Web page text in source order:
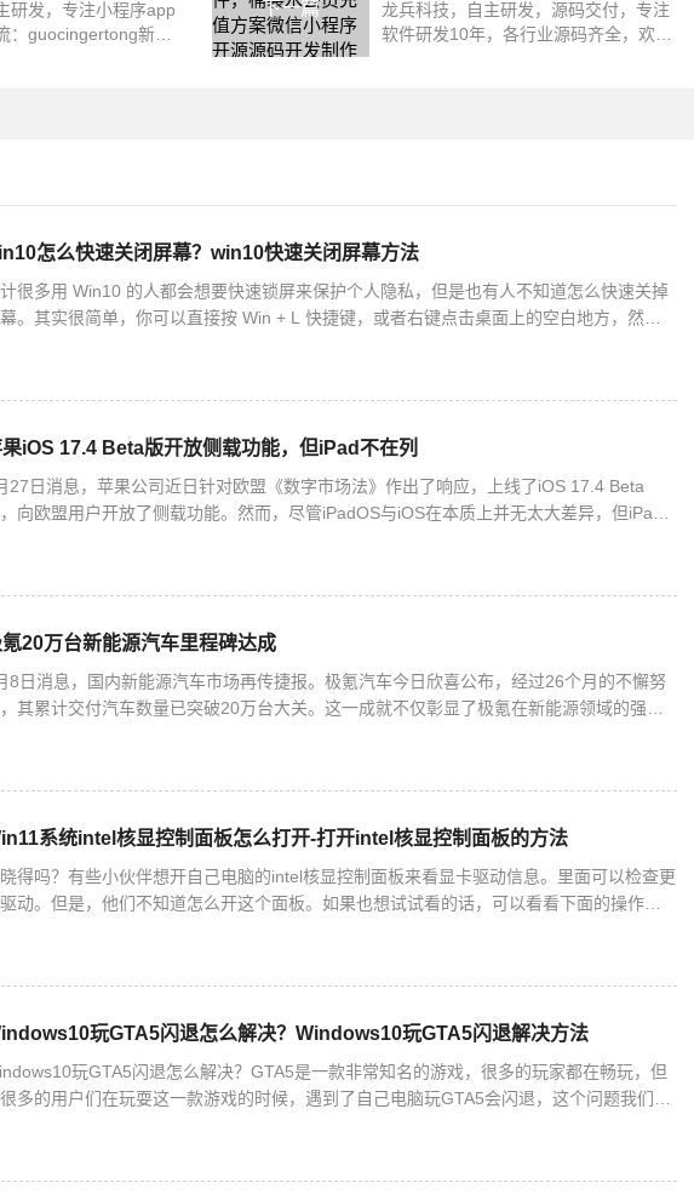
研发，专注小程序app
：guocingertong新车
下一篇
龙兵科技，自主研发，源码交付，专注
软件研发10年，各行业源码齐全，欢迎
怎么快速关闭屏幕？win10快速关闭屏幕方法
很多用 Win10 的人都会想要快速锁屏来保护个人隐私，但是也有人不知道怎么快速关掉
。其实很简单，你可以直接按 Win + L 快捷键，或者右键点击桌面上的空白地方，然后
iOS 17.4 Beta版开放侧载功能，但iPad不在列
27日消息，苹果公司近日针对欧盟《数字市场法》作出了响应，上线了iOS 17.4 Beta
向欧盟用户开放了侧载功能。然而，尽管iPadOS与iOS在本质上并无太大差异，但iPad
20万台新能源汽车里程碑达成
8日消息，国内新能源汽车市场再传捷报。极氪汽车今日欣喜公布，经过26个月的不懈努
其累计交付汽车数量已突破20万台大关。这一成就不仅彰显了极氪在新能源领域的强劲
系统intel核显控制面板怎么打开-打开intel核显控制面板的方法
得吗？有些小伙伴想开自己电脑的intel核显控制面板来看显卡驱动信息。里面可以检查更
动。但是，他们不知道怎么开这个面板。如果也想试试看的话，可以看看下面的操作方
玩GTA5闪退怎么解决？Windows10玩GTA5闪退解决方法
玩GTA5闪退怎么解决？GTA5是一款非常知名的游戏，很多的玩家都在畅玩，但
多的用户们在玩耍这一款游戏的时候，遇到了自己电脑玩GTA5会闪退，这个问题我们怎